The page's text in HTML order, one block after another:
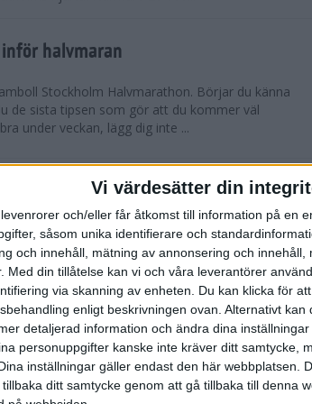
Vi värdesätter din
och/eller får åtkomst till information på en
såsom unika identifierare och
och innehåll, mätning av annonsering och innehåll,
Med din tillåtelse kan vi och våra leverantörer
via skanning av enheten. Du kan klicka för
enligt beskrivningen ovan. Alternativt
detaljerad information och ändra dina inställningar
personuppgifter kanske inte kräver ditt samtycke,
inställningar gäller endast den här webbplatsen.
ditt samtycke genom att gå tillbaka till denna
halvmaran
Stockholm Halvmarathon. Börjar du känna
de sista tipsen som gör att du kommer väl
under veckan, lägg dig inte ...
Ramboll Stockholm Halvmarathon är
Minns du i våras hur det pratades om
Marathon. Nu har även Ramboll
sprängt sitt tidigare rekord och når snart taket...
inför Tjejmilen
två veckor kvar till Tjejmilen? Hur lägger jag upp
Här ger löpcoachen Josefine Swärm sina bästa